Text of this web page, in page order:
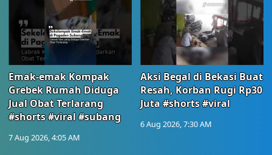
Emak-emak Kompak
Grebek Rumah Diduga
Jual Obat Terlarang
#shorts #viral #subang
7 Aug 2026, 4:05 AM
Aksi Begal di Bekasi Buat
Resah, Korban Rugi Rp30
Juta #shorts #viral
6 Aug 2026, 7:30 AM